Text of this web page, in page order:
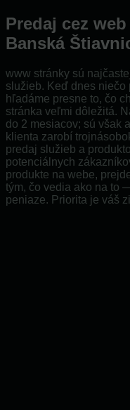
Predaj cez
Banská
www stránky sú
služieb. Keď dnes niečo
hľadáme presne to, čo
stránka veľmi dôležitá.
do 2 mesiacov; sú však
klienta zarobí
predaj služieb a
potenciálnych
produkte na webe,
tým, čo vedia ako na to
peniaze. Priorita je váš